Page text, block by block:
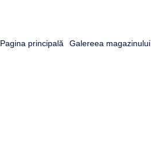
Pagina principală Galereea magazinului